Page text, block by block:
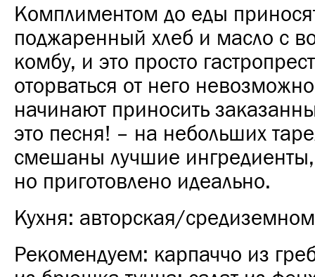
Комплиментом до еды
поджаренный хлеб и масло с
комбу, и это просто
оторваться от него
начинают приносить
это песня! – на небольших
смешаны лучшие ингредиенты,
но приготовлено идеально.
Кухня: авторская/
Рекомендуем: карпаччо из